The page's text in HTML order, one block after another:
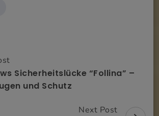
Sicherheitslücke “Follina” –
und Schutz
Next Post